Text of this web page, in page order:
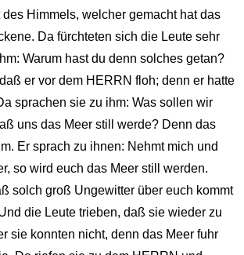
Himmels, welcher gemacht hat das
Da fürchteten sich die Leute sehr
Warum hast du denn solches getan?
er vor dem HERRN floh; denn er hatte
sprachen sie zu ihm: Was sollen wir
uns das Meer still werde? Denn das
Er sprach zu ihnen: Nehmt mich und
so wird euch das Meer still werden.
solch groß Ungewitter über euch kommt
die Leute trieben, daß sie wieder zu
sie konnten nicht, denn das Meer fuhr